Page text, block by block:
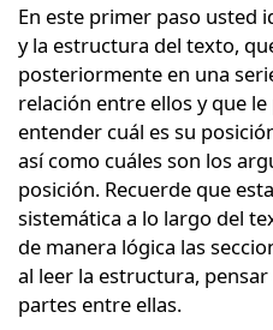
En este primer paso usted
y la estructura del texto,
posteriormente en una
relación entre ellos y que
entender cuál es su
así como cuáles son los
posición. Recuerde que
sistemática a lo largo del
de manera lógica las
al leer la estructura,
partes entre ellas.